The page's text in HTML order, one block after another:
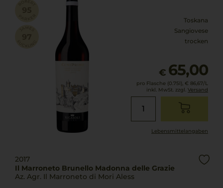
Toskana
Sangiovese
trocken
€ 65,00
pro Flasche (0.75l), € 86,67/L
inkl. MwSt. zzgl. Versand
Lebensmittel­angaben
2017
Il Marroneto Brunello Madonna delle Grazie
Az. Agr. Il Marroneto di Mori Aless